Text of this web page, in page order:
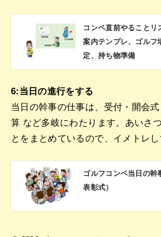
コンペ直前やること
案内テンプレ、ゴルフ
定、持ち物準備
6:当日の進行をする
当日の幹事の仕事は、受付・開会
算 など多岐にわたります。あいさ
とをまとめているので、イメトレし
ゴルフコンペ当日の幹
表彰式）